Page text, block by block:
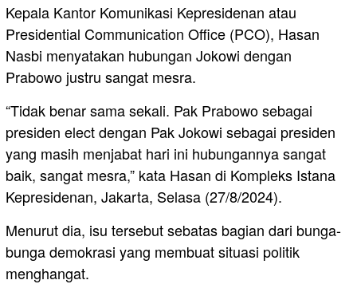
Kepala Kantor Komunikasi Kepresidenan atau
Presidential Communication Office (PCO), Hasan
Nasbi menyatakan hubungan Jokowi dengan
Prabowo justru sangat mesra.
“Tidak benar sama sekali. Pak Prabowo sebagai
presiden elect dengan Pak Jokowi sebagai presiden
yang masih menjabat hari ini hubungannya sangat
baik, sangat mesra,” kata Hasan di Kompleks Istana
Kepresidenan, Jakarta, Selasa (27/8/2024).
Menurut dia, isu tersebut sebatas bagian dari bunga-
bunga demokrasi yang membuat situasi politik
menghangat.